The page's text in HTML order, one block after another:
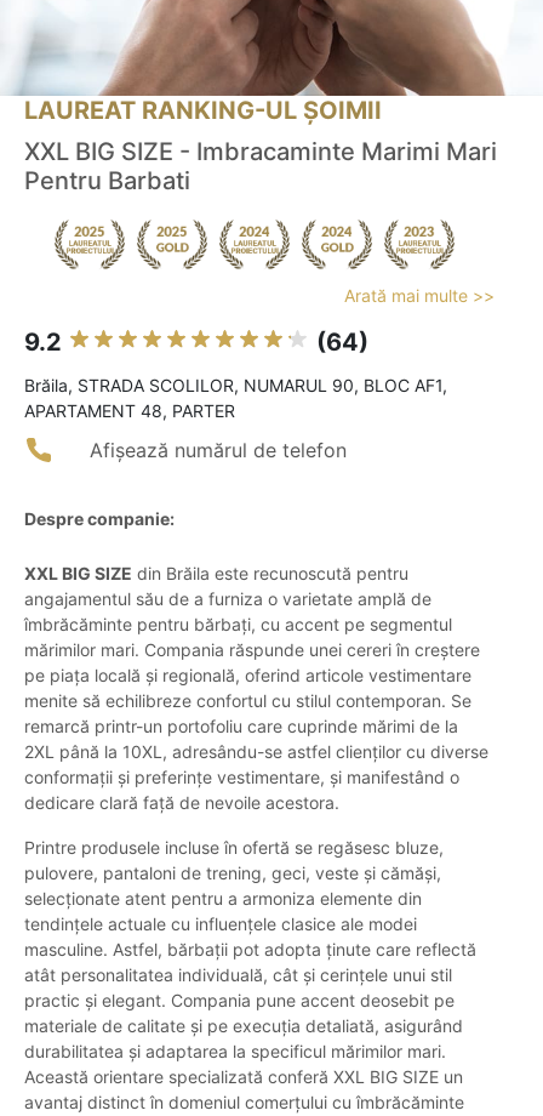
LAUREAT RANKING-UL ȘOIMII
XXL BIG SIZE - Imbracaminte Marimi Mari
Pentru Barbati
Arată mai multe >>
9.2 (64)
Brăila, STRADA SCOLILOR, NUMARUL 90, BLOC AF1,
APARTAMENT 48, PARTER
Afișează numărul de telefon
Despre companie:
XXL BIG SIZE din Brăila este recunoscută pentru
angajamentul său de a furniza o varietate amplă de
îmbrăcăminte pentru bărbați, cu accent pe segmentul
mărimilor mari. Compania răspunde unei cereri în creștere
pe piața locală și regională, oferind articole vestimentare
menite să echilibreze confortul cu stilul contemporan. Se
remarcă printr-un portofoliu care cuprinde mărimi de la
2XL până la 10XL, adresându-se astfel clienților cu diverse
conformații și preferințe vestimentare, și manifestând o
dedicare clară față de nevoile acestora.
Printre produsele incluse în ofertă se regăsesc bluze,
pulovere, pantaloni de trening, geci, veste și cămăși,
selecționate atent pentru a armoniza elemente din
tendințele actuale cu influențele clasice ale modei
masculine. Astfel, bărbații pot adopta ținute care reflectă
atât personalitatea individuală, cât și cerințele unui stil
practic și elegant. Compania pune accent deosebit pe
materiale de calitate și pe execuția detaliată, asigurând
durabilitatea și adaptarea la specificul mărimilor mari.
Această orientare specializată conferă XXL BIG SIZE un
avantaj distinct în domeniul comerțului cu îmbrăcăminte